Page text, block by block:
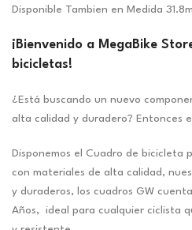
Disponible Tambien en Medida
¡Bienvenido a MegaBike
bicicletas!
¿Está buscando un nuevo
alta calidad y duradero? Entonces
Disponemos el Cuadro de bicicleta
con materiales de alta calidad,
y duraderos, los cuadros GW
Años, ideal para cualquier ciclista